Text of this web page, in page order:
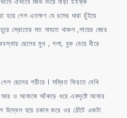
গেল এতক্ষণ যে রসের ধারা চুঁইয়ে
স্রোতের মত নামতে থাকল ,পায়ের জোর
ছেলের মুখ , গলা, বুক বেয়ে ধীরে
ছেলের শরীরে । সম্বিত ফিরতে দেখি
আর ও আমাকে আঁকড়ে ধরে একদৃষ্টে আমার
উদ্বেল হয়ে চকাম করে ওর ঠোঁটে একটা